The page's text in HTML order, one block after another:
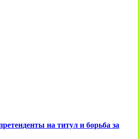
на титул и борьба за